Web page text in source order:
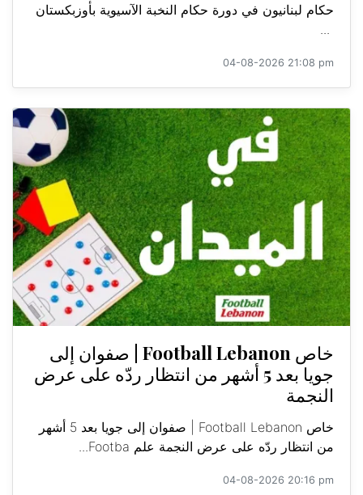
حكام لبنانيون في دورة حكام النخبة الآسيوية بأوزبكستان
...
04-08-2026 21:08 pm
خاص Football Lebanon | صفوان إلى
جويا بعد 5 أشهر من انتظار ردّه على عرض
النجمة
خاص Football Lebanon | صفوان إلى جويا بعد 5 أشهر
من انتظار ردّه على عرض النجمة علم Footba...
04-08-2026 20:16 pm